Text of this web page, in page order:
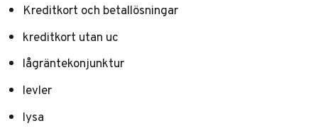
Kreditkort och betallösningar
kreditkort utan uc
lågräntekonjunktur
levler
lysa